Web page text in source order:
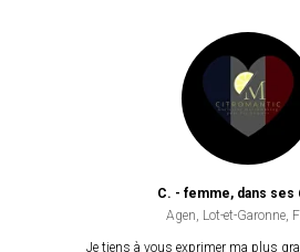
C. - femme, dans ses
Agen, Lot-et-Garonne,
Je tiens à vous exprimer ma plus